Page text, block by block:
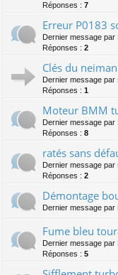
Réponses : 7
Erreur P0183
Dernier message par
Réponses : 2
Clés du
Dernier message par
Réponses : 1
Moteur BMM
Dernier message par
Réponses : 8
ratés sans
Dernier message par
Réponses : 2
Démontage
Dernier message par
Fume bleu
Dernier message par
Réponses : 5